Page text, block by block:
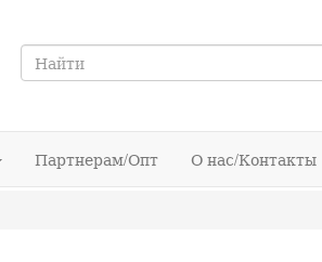
Партнерам/Опт О нас/Контакты